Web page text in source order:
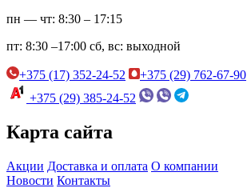
пн — чт: 8:30 – 17:15
пт: 8:30 –17:00 сб, вс: выходной
+375 (17) 352-24-52
+375 (29) 762-67-90
+375 (29) 385-24-52
Карта сайта
Акции Доставка и оплата О компании
Новости Контакты